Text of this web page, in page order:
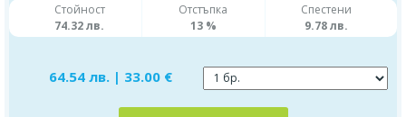
Стойност
74.32 лв.
Отстъпка
13 %
Спестени
9.78 лв.
64.54 лв. | 33.00 €